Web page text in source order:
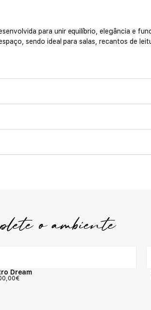
para unir equilíbrio, elegância e
sendo ideal para salas, recantos de
o ambiente
Dream
€